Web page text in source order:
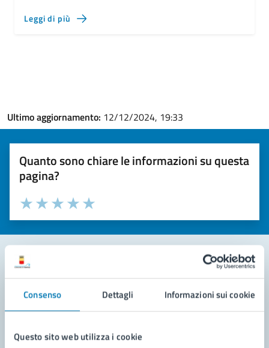
Consenso Dettagli Informazioni sui cookie
Questo sito web utilizza i cookie
Leggi di più
Ultimo aggiornamento: 12/12/2024, 19:33
Quanto sono chiare le informazioni su questa
pagina?
Valuta la chiarezza delle informazioni (da 1 a 5 stelle)
Seleziona il numero di stelle per valutare la chiarezza delle
Valuta 5 stelle su 5
Valuta 4 stelle su 5
Valuta 3 stelle su 5
Valuta 2 stelle su 5
Valuta 1 stelle su 5
Leggi le domande frequenti
Richiedi assistenza